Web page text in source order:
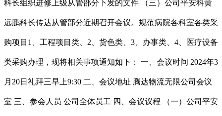
科长组织进修上级从管部分下发的文件 （三）公司平安科黄
远鹏科长传达从管部分近期召开会议。规范病院各科室各类采
购项目1、工程项目类、2、货色类、3、办事类、4、医疗设备
类采购办理，现将相关事项通知如下： 一、会议时间 2024年3
月20日礼拜三早上9:30 二、会议地址 腾达物流无限公司会议
室 三、参会人员 公司全体员工 四、会议议程 （一）公司平安